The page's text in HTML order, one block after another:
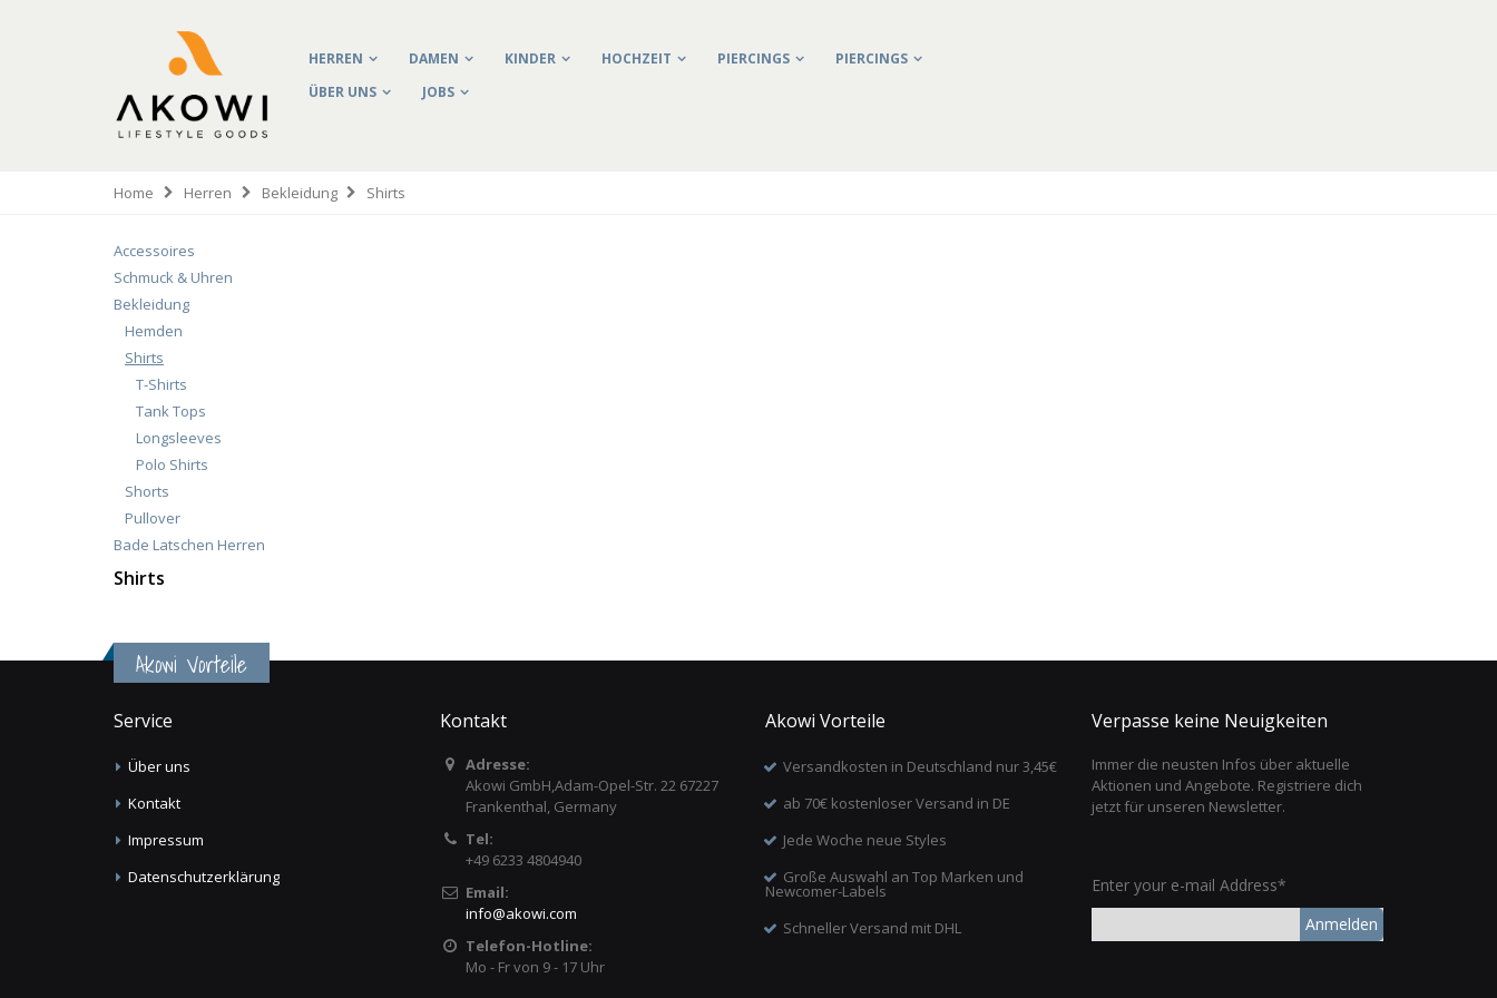
HERREN DAMEN KINDER HOCHZEIT PIERCINGS
PIERCINGS
ÜBER UNS
JOBS
Home Herren Bekleidung Shirts
Accessoires
Schmuck & Uhren
Bekleidung
Hemden
Shirts
T-Shirts
Tank Tops
Longsleeves
Polo Shirts
Shorts
Pullover
Bade Latschen Herren
Shirts
Akowi Vorteile
Service
Über uns
Kontakt
Impressum
Datenschutzerklärung
Kontakt
Adresse:
Akowi GmbH,Adam-Opel-Str. 22 67227
Frankenthal, Germany
Tel:
+49 6233 4804940
Email:
info@akowi.com
Telefon-Hotline:
Mo - Fr von 9 - 17 Uhr
Akowi Vorteile
Versandkosten in Deutschland nur 3,45€
ab 70€ kostenloser Versand in DE
Jede Woche neue Styles
Große Auswahl an Top Marken und
Newcomer-Labels
Schneller Versand mit DHL
Verpasse keine Neuigkeiten
Immer die neusten Infos über aktuelle
Aktionen und Angebote. Registriere dich
jetzt für unseren Newsletter.
Enter your e-mail Address*
Anmelden